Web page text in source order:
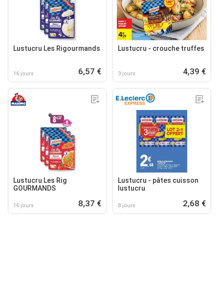
Lustucru Les Rigourmands
16 jours 6,57 €
Lustucru - crouche truffes
3 jours 4,39 €
Lustucru Les Rig
GOURMANDS
16 jours 8,37 €
Lustucru - pâtes cuisson
lustucru
8 jours 2,68 €